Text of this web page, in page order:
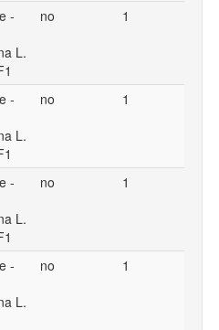
-
L.
no 1
-
L.
no 1
-
L.
no 1
-
L.
no 1